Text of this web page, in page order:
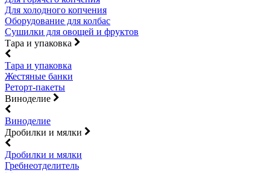
Для холодного копчения
Оборудование для колбас
Сушилки для овощей и фруктов
Тара и упаковка
Тара и упаковка
Жестяные банки
Реторт-пакеты
Виноделие
Виноделие
Дробилки и мялки
Дробилки и мялки
Гребнеотделитель